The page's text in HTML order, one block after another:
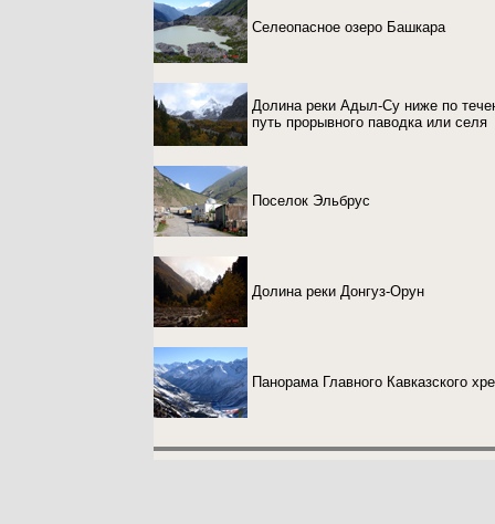
Селеопасное озеро Башкара
Долина реки Адыл-Су ниже по
путь прорывного паводка или селя
Поселок Эльбрус
Долина реки Донгуз-Орун
Панорама Главного Кавказского